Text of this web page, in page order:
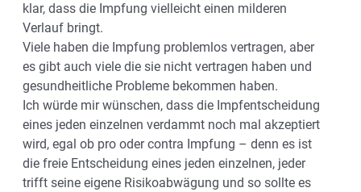
klar, dass die Impfung vielleicht einen milderen
Verlauf bringt.
Viele haben die Impfung problemlos vertragen, aber
es gibt auch viele die sie nicht vertragen haben und
gesundheitliche Probleme bekommen haben.
Ich würde mir wünschen, dass die Impfentscheidung
eines jeden einzelnen verdammt noch mal akzeptiert
wird, egal ob pro oder contra Impfung – denn es ist
die freie Entscheidung eines jeden einzelnen, jeder
trifft seine eigene Risikoabwägung und so sollte es